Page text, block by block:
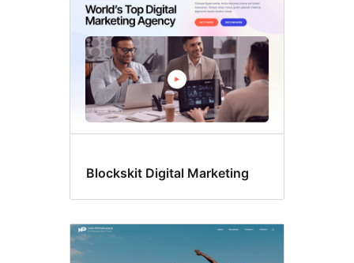
Blockskit Digital Marketing